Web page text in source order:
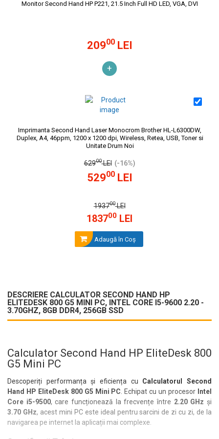
Monitor Second Hand HP P221, 21.5 Inch Full HD LED, VGA, DVI
20900LEI
+
Imprimanta Second Hand Laser Monocrom Brother HL-L6300DW,
Duplex, A4, 46ppm, 1200 x 1200 dpi, Wireless, Retea, USB, Toner si
Unitate Drum Noi
62900LEI (-16%)
52900LEI
193700LEI
183700 LEI
Adaugă în Coş
DESCRIERE CALCULATOR SECOND HAND HP
ELITEDESK 800 G5 MINI PC, INTEL CORE I5-9600 2.20 -
3.70GHZ, 8GB DDR4, 256GB SSD
Calculator Second Hand HP EliteDesk 800
G5 Mini PC
Descoperiți performanța și eficiența cu Calculatorul Second
Hand HP EliteDesk 800 G5 Mini PC . Echipat cu un procesor Intel
Core i5-9500, care funcționează la frecvențe între 2.20 GHz și
3.70 GHz, acest mini PC este ideal pentru sarcini de zi cu zi, de la
navigarea pe internet la aplicații mai complexe.